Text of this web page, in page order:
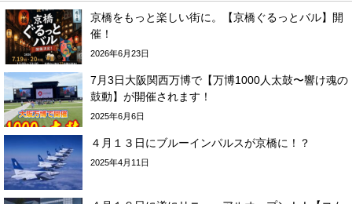
京橋をもっと楽しい街に。【京橋ぐるっとバル】開
催！
2026年6月23日
7月3日大阪関西万博で【万博1000人太鼓〜響け魂の
鼓動】が開催されます！
2025年6月6日
４月１３日にブルーインパルスが京橋に！？
2025年4月11日